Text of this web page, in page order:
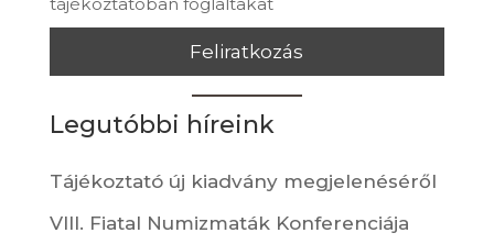
Legutóbbi híreink
Tájékoztató új kiadvány megjelenéséről
VIII. Fiatal Numizmaták Konferenciája